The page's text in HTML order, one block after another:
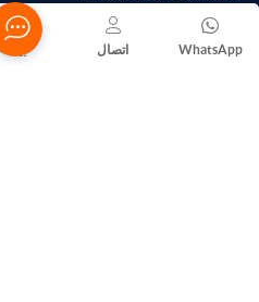
WhatsApp اتصال